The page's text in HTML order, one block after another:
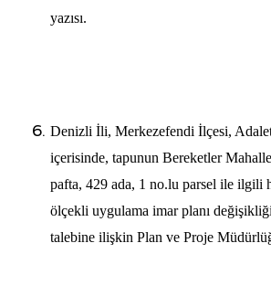
yazısı.
Denizli İli, Merkezefendi İlçesi, Adalet
içerisinde, tapunun Bereketler
pafta, 429 ada, 1 no.lu parsel ile ilgili
ölçekli uygulama imar planı
talebine ilişkin Plan ve Proje